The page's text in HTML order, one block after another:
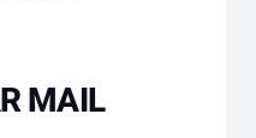
MAIL